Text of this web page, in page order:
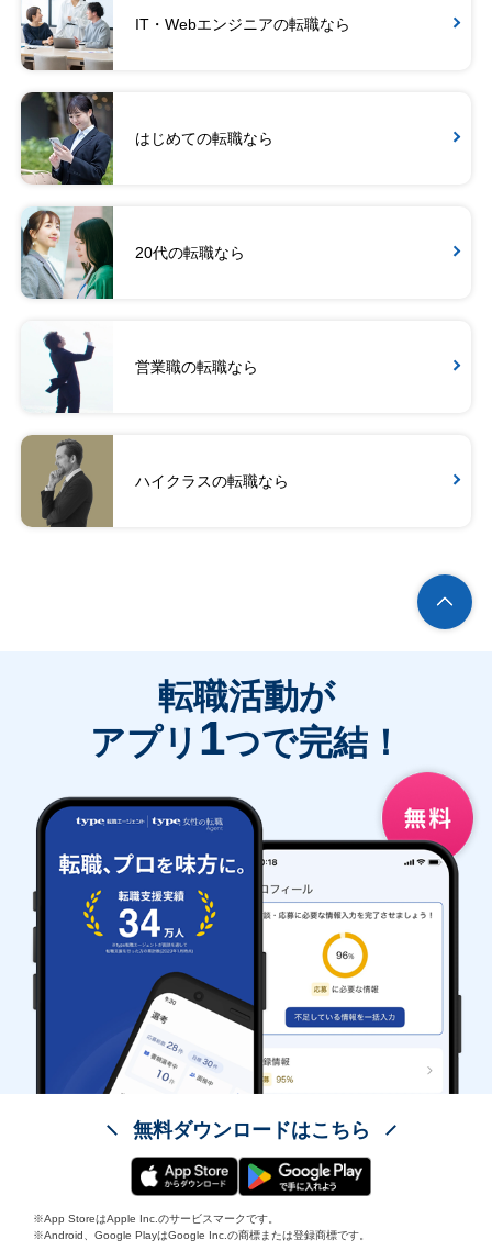
IT・Webエンジニアの転職なら
はじめての転職なら
20代の転職なら
営業職の転職なら
ハイクラスの転職なら
転職活動が
アプリ 1つで完結！
無料ダウンロードはこちら
※App StoreはApple Inc.のサービスマークです。
※Android、Google PlayはGoogle Inc.の商標または登録商標です。